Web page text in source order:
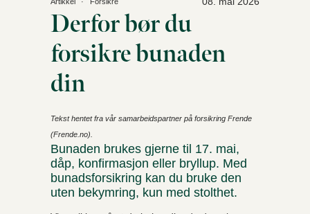
Derfor bør du
forsikre bunaden
din
Tekst hentet fra vår samarbeidspartner på forsikring Frende
(Frende.no).
Bunaden brukes gjerne til 17. mai,
dåp, konfirmasjon eller bryllup. Med
bunadsforsikring kan du bruke den
uten bekymring, kun med stolthet.